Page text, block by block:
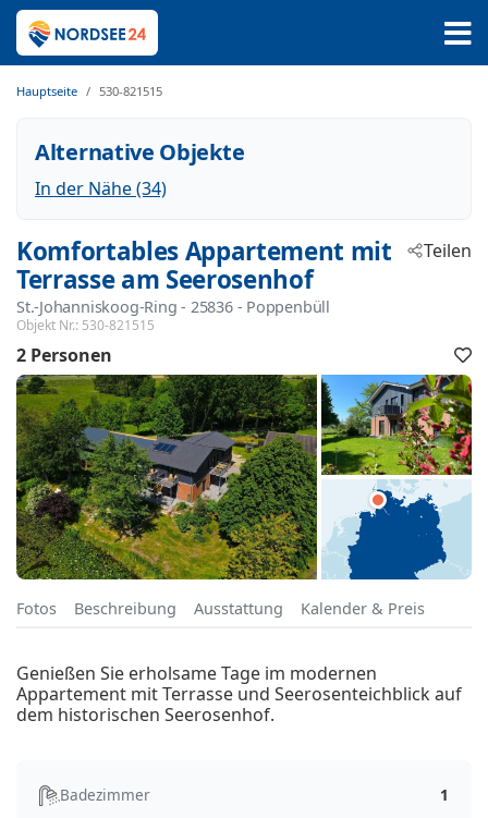
Hauptseite 530-821515
Alternative Objekte
In der Nähe (34)
Komfortables Appartement mit
Terrasse am Seerosenhof
St.-Johanniskoog-Ring - 25836 - Poppenbüll
Objekt Nr.: 530-821515
Teilen
2 Personen
Fotos Beschreibung Ausstattung Kalender & Preis
Genießen Sie erholsame Tage im modernen
Appartement mit Terrasse und Seerosenteichblick auf
dem historischen Seerosenhof.
Badezimmer
1